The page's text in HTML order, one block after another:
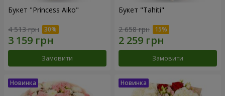
Букет "Princess Aiko"
4 513 грн
Замовити
Букет "Tahiti"
2 658 грн
Замовити